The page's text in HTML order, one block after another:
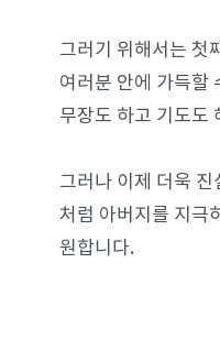
그러기 위해서는 첫
여러분 안에 가득할
무장도 하고 기도도
그러나 이제 더욱
처럼 아버지를 지극
원합니다.